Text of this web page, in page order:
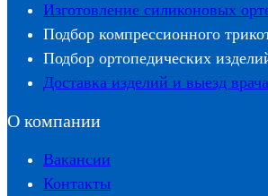
Изготовление силиконовых
Подбор компрессионного
Подбор ортопедических
Доставка изделий и выезд
О компании
Вакансии
Контакты